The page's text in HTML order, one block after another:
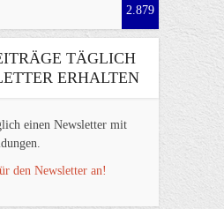
2.879
TÄGLICH
ERHALTEN
einen Newsletter mit
den Newsletter an!